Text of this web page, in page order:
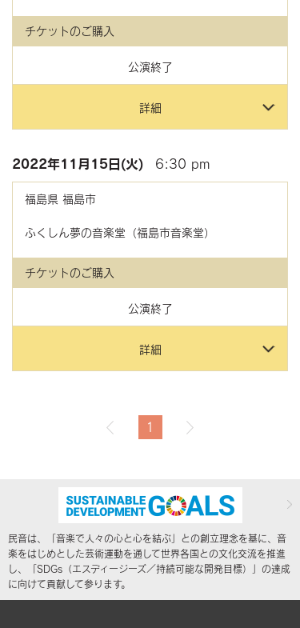
チケットのご購入
公演終了
詳細
2022年11月15日(火) 6:30 pm
福島県 福島市
ふくしん夢の音楽堂（福島市音楽堂）
チケットのご購入
公演終了
詳細
1
民音は、「音楽で人々の心と心を結ぶ」との創立理念を基に、音
楽をはじめとした芸術運動を通して世界各国との文化交流を推進
し、「SDGs（エスディージーズ／持続可能な開発目標）」の達成
に向けて貢献して参ります。